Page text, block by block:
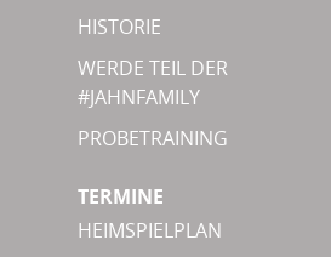
HISTORIE
WERDE TEIL DER
#JAHNFAMILY
PROBETRAINING
TERMINE
HEIMSPIELPLAN